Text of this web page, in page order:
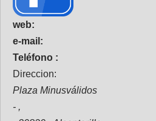
web:
e-mail:
Teléfono :
Direccion:
Plaza Minusválidos
- ,